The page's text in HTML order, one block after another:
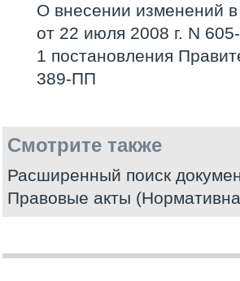
О внесении изменений
от 22 июля 2008 г. N
1 постановления
389-ПП
Смотрите также
Расширенный поиск
Правовые акты